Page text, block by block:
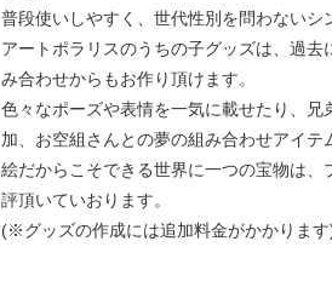
普段使いしやすく、世代性別を問わないシ
アートポラリスのうちの子グッズは、過去
み合わせからもお作り頂けます。
色々なポーズや表情を一気に載せたり、兄
加、お空組さんとの夢の組み合わせアイテ
絵だからこそできる世界に一つの宝物は、
評頂いていおります。
(※グッズの作成には追加料金がかかります